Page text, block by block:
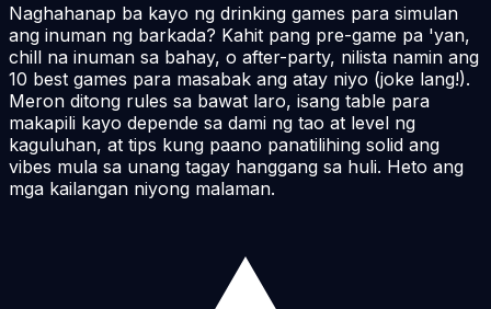
Naghahanap ba kayo ng drinking games para simulan
ang inuman ng barkada? Kahit pang pre-game pa 'yan,
chill na inuman sa bahay, o after-party, nilista namin ang
10 best games para masabak ang atay niyo (joke lang!).
Meron ditong rules sa bawat laro, isang table para
makapili kayo depende sa dami ng tao at level ng
kaguluhan, at tips kung paano panatilihing solid ang
vibes mula sa unang tagay hanggang sa huli. Heto ang
mga kailangan niyong malaman.